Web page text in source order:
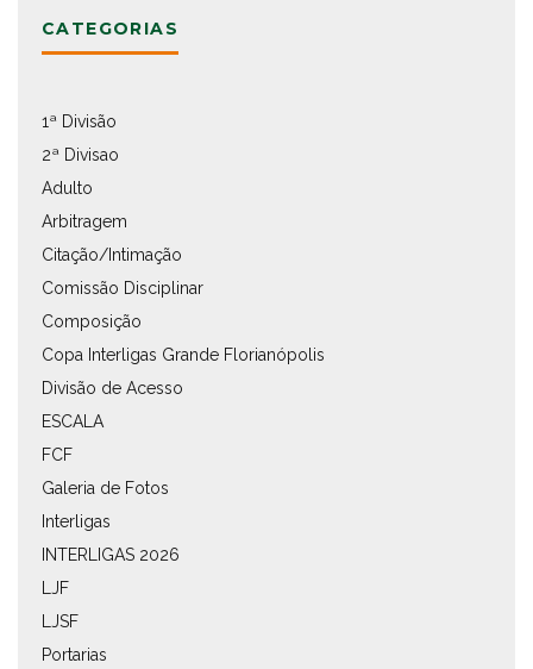
CATEGORIAS
1ª Divisão
2ª Divisao
Adulto
Arbitragem
Citação/Intimação
Comissão Disciplinar
Composição
Copa Interligas Grande Florianópolis
Divisão de Acesso
ESCALA
FCF
Galeria de Fotos
Interligas
INTERLIGAS 2026
LJF
LJSF
Portarias